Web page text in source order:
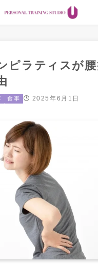
ピラティスが
食事 2025年6月1日